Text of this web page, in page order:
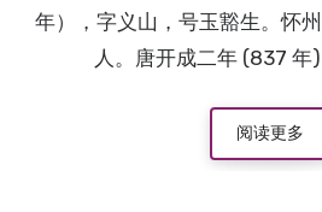
年），字义山，号玉豁生。怀
人。唐开成二年 (837 年
阅读更多